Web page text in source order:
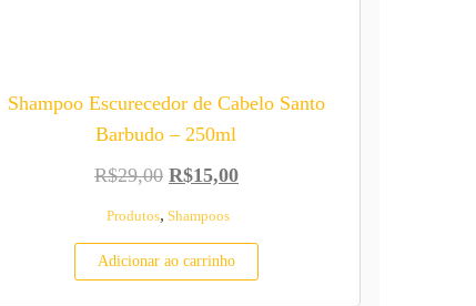
Shampoo Escurecedor de Cabelo Santo
Barbudo – 250ml
R$29,00 O preço original era: R$29,00.
R$15,00O preço atual é: R$15,00.
Produtos, Shampoos
Adicionar ao carrinho